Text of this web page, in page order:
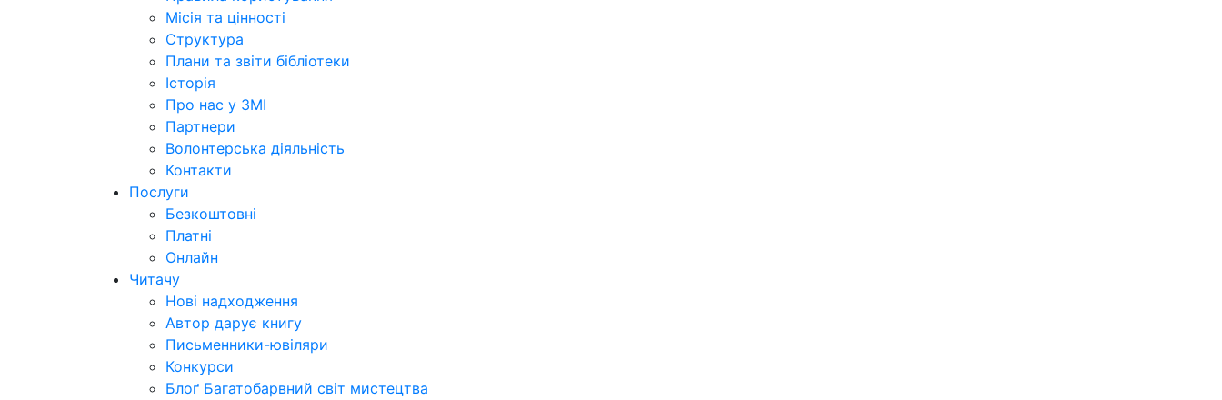
Місія та цінності
Структура
Плани та звіти бібліотеки
Історія
Про нас у ЗМІ
Партнери
Волонтерська діяльність
Контакти
Послуги
Безкоштовні
Платні
Онлайн
Читачу
Нові надходження
Автор дарує книгу
Письменники-ювіляри
Конкурси
Блоґ Багатобарвний світ мистецтва